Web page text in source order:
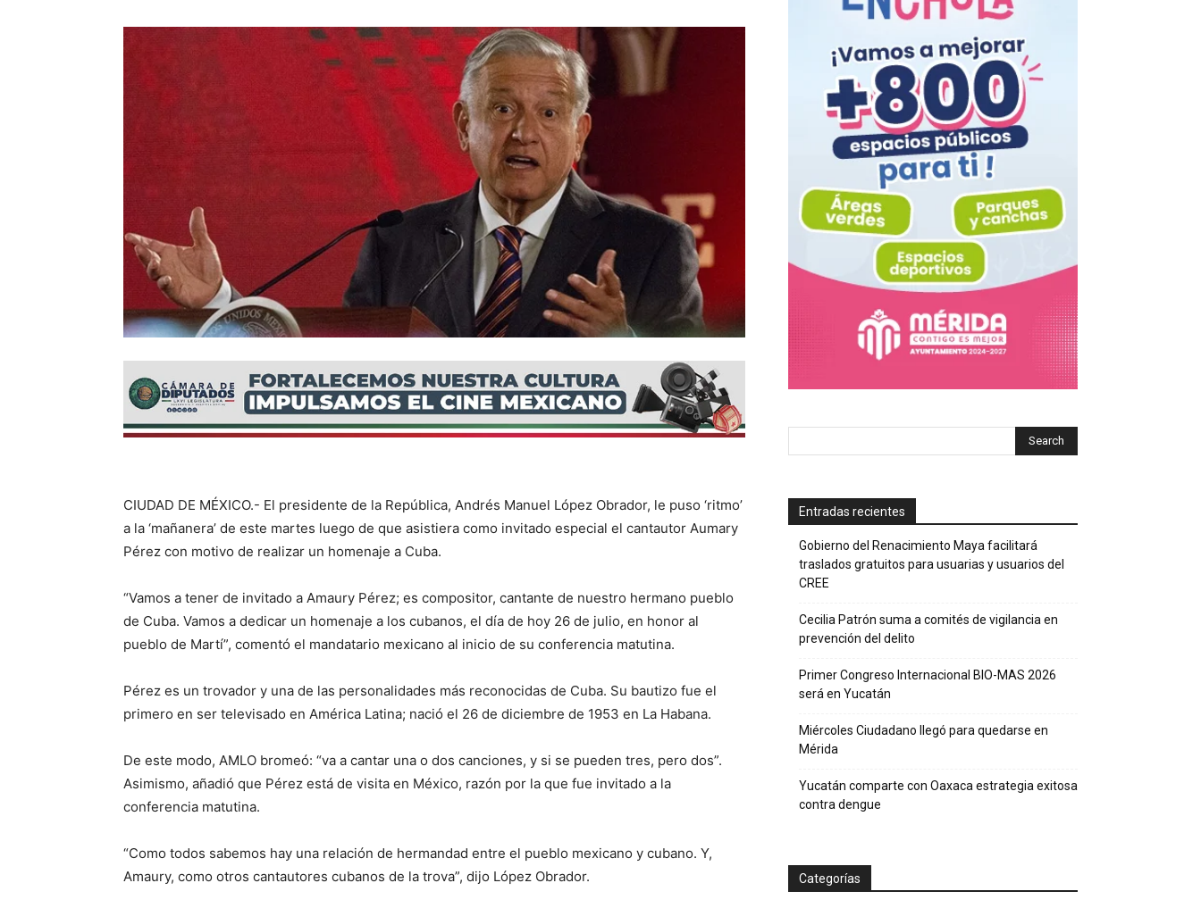
CIUDAD DE MÉXICO.- El presidente de la República, Andrés Manuel López Obrador, le puso ‘ritmo’
a la ‘mañanera’ de este martes luego de que asistiera como invitado especial el cantautor Aumary
Pérez con motivo de realizar un homenaje a Cuba.
“Vamos a tener de invitado a Amaury Pérez; es compositor, cantante de nuestro hermano pueblo
de Cuba. Vamos a dedicar un homenaje a los cubanos, el día de hoy 26 de julio, en honor al
pueblo de Martí”, comentó el mandatario mexicano al inicio de su conferencia matutina.
Pérez es un trovador y una de las personalidades más reconocidas de Cuba. Su bautizo fue el
primero en ser televisado en América Latina; nació el 26 de diciembre de 1953 en La Habana.
De este modo, AMLO bromeó: “va a cantar una o dos canciones, y si se pueden tres, pero dos”.
Asimismo, añadió que Pérez está de visita en México, razón por la que fue invitado a la
conferencia matutina.
“Como todos sabemos hay una relación de hermandad entre el pueblo mexicano y cubano. Y,
Amaury, como otros cantautores cubanos de la trova”, dijo López Obrador.
Entradas recientes
Gobierno del Renacimiento Maya facilitará
traslados gratuitos para usuarias y usuarios del
CREE
Cecilia Patrón suma a comités de vigilancia en
prevención del delito
Primer Congreso Internacional BIO-MAS 2026
será en Yucatán
Miércoles Ciudadano llegó para quedarse en
Mérida
Yucatán comparte con Oaxaca estrategia exitosa
contra dengue
Categorías